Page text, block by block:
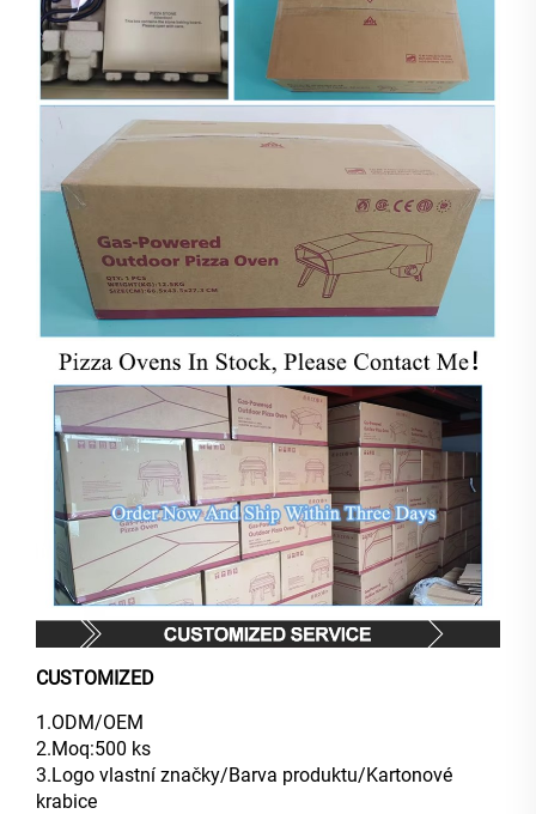
CUSTOMIZED
1.ODM/OEM
2.Moq:500 ks
3.Logo vlastní značky/Barva produktu/Kartonové
krabice